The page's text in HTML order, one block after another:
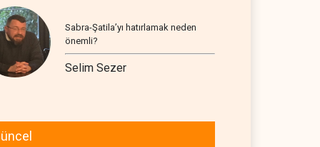
Sabra-Şatila’yı hatırlamak neden
önemli?
Selim Sezer